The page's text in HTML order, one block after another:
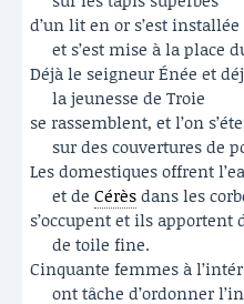
d’un lit en or s’est installée
et s’est mise à la place
Déjà le seigneur Énée et
la jeunesse de Troie
se rassemblent, et l’on
sur des couvertures de
Les domestiques offrent
et de Cérèsdans les
s’occupent et ils apportent
de toile fine.
Cinquante femmes à
ont tâche d’ordonner